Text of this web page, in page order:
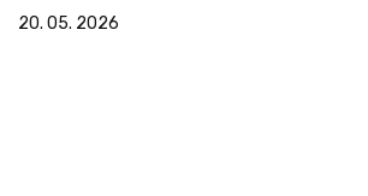
20. 05. 2026